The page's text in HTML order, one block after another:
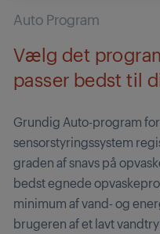
Auto Program
Vælg det
passer bedst til
Grundig Auto-program
sensorstyringssystem
graden af snavs på
bedst egnede
minimum af vand- og
brugeren af et lavt